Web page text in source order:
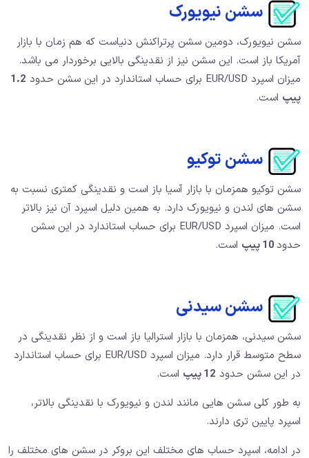
سشن نیویورک
سشن نیویورک، دومین سشن پرتراکنش دنیاست که هم زمان با بازار
آمریکا باز است. این سشن نیز از نقدینگی بالایی برخوردار می باشد.
میزان اسپرد EUR/USD برای حساب استاندارد در این سشن حدود
1.2
پیپ است.
سشن توکیو
سشن توکیو همزمان با بازار آسیا باز است و نقدینگی کمتری نسبت به
سشن های لندن و نیویورک دارد. به همین دلیل اسپرد آن نیز بالاتر
است. میزان اسپرد EUR/USD برای حساب استاندارد در این سشن
حدود
است.
سشن سیدنی
سشن سیدنی، همزمان با بازار استرالیا باز است و از نظر نقدینگی در
سطح متوسط قرار دارد. میزان اسپرد EUR/USD برای حساب استاندارد
در این سشن حدود 12 پیپ
است.
به طور کلی سشن هایی مانند لندن و نیویورک با نقدینگی بالاتر،
اسپرد پایین تری دارند.
در ادامه، اسپرد حساب های مختلف این بروکر در سشن های مختلف را